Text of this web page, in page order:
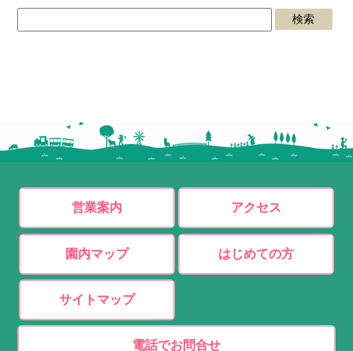
営業案内 アクセス
園内マップ はじめての方
サイトマップ
電話でお問合せ